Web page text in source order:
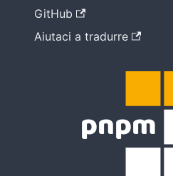
GitHub
Aiutaci a tradurre